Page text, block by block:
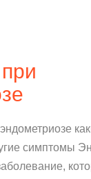
симптомы